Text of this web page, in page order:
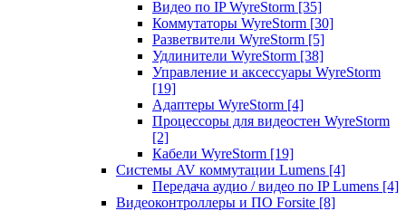
Видео по IP WyreStorm [35]
Коммутаторы WyreStorm [30]
Разветвители WyreStorm [5]
Удлинители WyreStorm [38]
Управление и аксессуары WyreStorm
[19]
Адаптеры WyreStorm [4]
Процессоры для видеостен WyreStorm
[2]
Кабели WyreStorm [19]
Системы AV коммутации Lumens [4]
Передача аудио / видео по IP Lumens [4]
Видеоконтроллеры и ПО Forsite [8]